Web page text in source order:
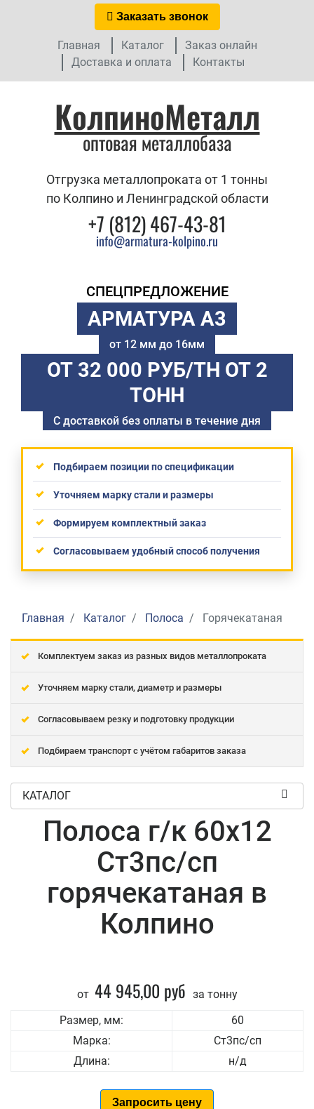
Заказать звонок
Главная Каталог
Заказ онлайн
Доставка и оплата
Контакты
КолпиноМеталл
оптовая металлобаза
Отгрузка металлопроката от 1 тонны
по Колпино и Ленинградской области
+7 (812) 467-43-81
info@armatura-kolpino.ru
СПЕЦПРЕДЛОЖЕНИЕ
АРМАТУРА А3
от 12 мм до 16мм
ОТ 32 000 РУБ/ТН ОТ 2
ТОНН
С доставкой без оплаты в течение дня
Подбираем позиции по спецификации
Уточняем марку стали и размеры
Формируем комплектный заказ
Согласовываем удобный способ получения
Главная Каталог Полоса Горячекатаная
Комплектуем заказ из разных видов металлопроката
Уточняем марку стали, диаметр и размеры
Согласовываем резку и подготовку продукции
Подбираем транспорт с учётом габаритов заказа
КАТАЛОГ
Полоса г/к 60x12
Ст3пс/сп
горячекатаная в
Колпино
от 44 945,00 руб за тонну
Размер, мм:
60
Марка:
Ст3пс/сп
Длина:
н/д
Запросить цену